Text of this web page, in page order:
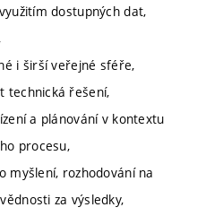
dostupných dat,
i širší veřejné sféře,
technická řešení,
a plánování v kontextu
procesu,
myšlení, rozhodování na
za výsledky,